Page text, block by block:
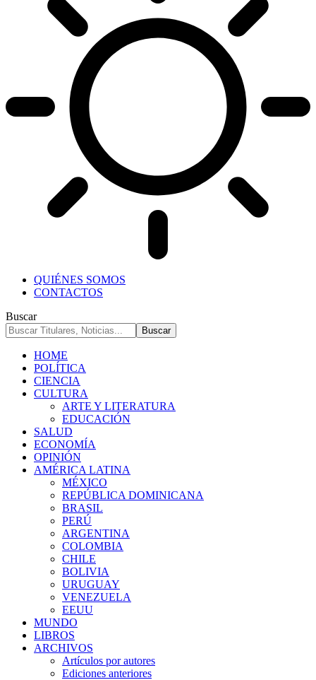
QUIÉNES SOMOS
CONTACTOS
Buscar
HOME
POLÍTICA
CIENCIA
CULTURA
ARTE Y LITERATURA
EDUCACIÓN
SALUD
ECONOMÍA
OPINIÓN
AMÉRICA LATINA
MÉXICO
REPÚBLICA DOMINICANA
BRASIL
PERÚ
ARGENTINA
COLOMBIA
CHILE
BOLIVIA
URUGUAY
VENEZUELA
EEUU
MUNDO
LIBROS
ARCHIVOS
Artículos por autores
Ediciones anteriores